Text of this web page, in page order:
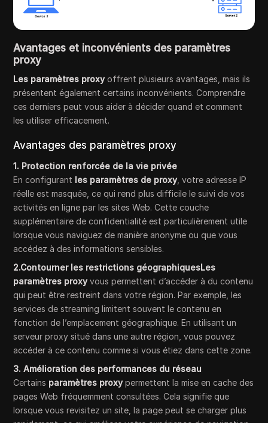
Avantages et inconvénients des paramètres
proxy
Les paramètres proxyoffrent plusieurs avantages, mais ils
présentent également certains inconvénients. Comprendre
ces derniers peut vous aider à décider quand et comment
les utiliser efficacement.
Avantages des paramètres proxy
1. Protection renforcée de la vie privée
En configurant les paramètres de proxy, votre adresse IP
réelle est masquée, ce qui rend plus difficile le suivi de vos
activités en ligne par les sites Web. Cette couche
supplémentaire de confidentialité est particulièrement utile
lorsque vous naviguez de manière anonyme ou que vous
accédez à des informations sensibles.
2.Contourner les restrictions géographiquesLes
paramètres proxyvous permettent d’accéder à du contenu
qui peut être restreint dans votre région. Par exemple, les
services de streaming limitent souvent le contenu en
fonction de l’emplacement géographique. En utilisant un
serveur proxy situé dans une autre région, vous pouvez
accéder à ce contenu comme si vous étiez dans cette zone.
3. Amélioration des performances du réseau
Certains paramètres proxypermettent la mise en cache des
pages Web fréquemment consultées. Cela signifie que
lorsque vous revisitez un site, la page peut se charger plus